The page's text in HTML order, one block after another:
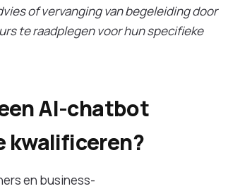
of vervanging van begeleiding door
te raadplegen voor hun specifieke
AI-chatbot
kwalificeren?
en business-